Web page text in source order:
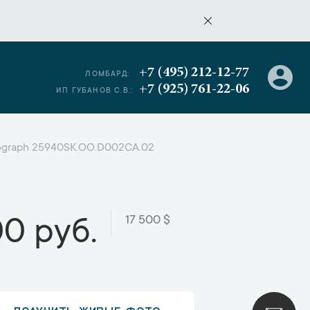
ЛОМБАРД: +7 (495) 212-12-77
ИП ГУБАНОВ С.В.: +7 (925) 761-22-06
25940SK.OO.D002CA.02
руб. 17 500 $